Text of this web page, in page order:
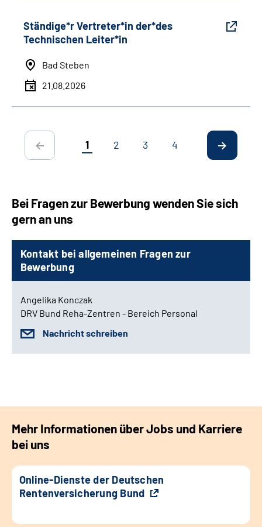
Ständige*r Vertreter*in der*des
Technischen Leiter*in
Bad Steben
21.08.2026
1 2 3 4
Bei Fragen zur Bewerbung wenden Sie sich
gern an uns
Kontakt bei allgemeinen Fragen zur
Bewerbung
Angelika Konczak
DRV Bund Reha-Zentren - Bereich Personal
Nachricht schreiben
Mehr Informationen über Jobs und Karriere
bei uns
Online-Dienste der Deutschen
Rentenversicherung Bund